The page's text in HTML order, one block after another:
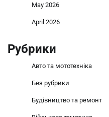
May 2026
April 2026
Рубрики
Авто та мототехніка
Без рубрики
Будівництво та ремонт